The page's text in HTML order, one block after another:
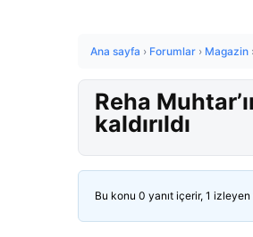
Ana sayfa › Forumlar › Magazin
Reha
kaldırıldı
Bu konu 0 yanıt içerir, 1 izleyen